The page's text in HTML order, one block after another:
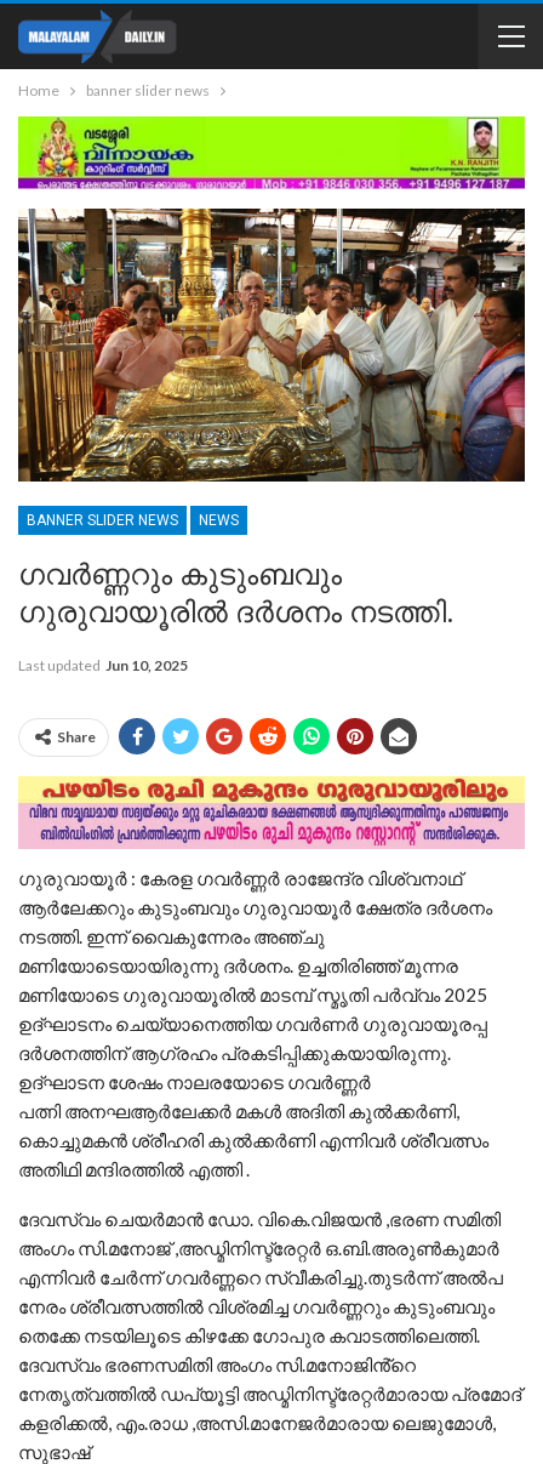
Home banner slider news
BANNER SLIDER NEWS NEWS
ഗവർണ്ണറും കുടുംബവും
ഗുരുവായൂരിൽ ദർശനം നടത്തി.
Last updated Jun 10, 2025
Share
ഗുരുവായൂർ : കേരള ഗവർണ്ണർ രാജേന്ദ്ര വിശ്വനാഥ്
ആർലേക്കറും കുടുംബവും ഗുരുവായൂർ ക്ഷേത്ര ദർശനം
നടത്തി. ഇന്ന് വൈകുന്നേരം അഞ്ചു
മണിയോടെയായിരുന്നു ദർശനം. ഉച്ചതിരിഞ്ഞ് മൂന്നര
മണിയോടെ ഗുരുവായൂരിൽ മാടമ്പ് സ്മൃതി പർവ്വം 2025
ഉദ്ഘാടനം ചെയ്യാനെത്തിയ ഗവർണർ ഗുരുവായൂരപ്പ
ദർശനത്തിന് ആഗ്രഹം പ്രകടിപ്പിക്കുകയായിരുന്നു.
ഉദ്ഘാടന ശേഷം നാലരയോടെ ഗവർണ്ണർ
പത്നി അനഘആർലേക്കർ മകൾ അദിതി കുൽക്കർണി,
കൊച്ചുമകൻ ശ്രീഹരി കുൽക്കർണി എന്നിവർ ശ്രീവത്സം
അതിഥി മന്ദിരത്തിൽ എത്തി .
ദേവസ്വം ചെയർമാൻ ഡോ. വികെ.വിജയൻ ,ഭരണ സമിതി
അംഗം സി.മനോജ് ,അഡ്മിനിസ്ട്രേറ്റർ ഒ.ബി.അരുൺകുമാർ
എന്നിവർ ചേർന്ന് ഗവർണ്ണറെ സ്വീകരിച്ചു.തുടർന്ന് അൽപ
നേരം ശ്രീവത്സത്തിൽ വിശ്രമിച്ച ഗവർണ്ണറും കുടുംബവും
തെക്കേ നടയിലൂടെ കിഴക്കേ ഗോപുര കവാടത്തിലെത്തി.
ദേവസ്വം ഭരണസമിതി അംഗം സി.മനോജിൻ്റെ
നേതൃത്വത്തിൽ ഡപ്യൂട്ടി അഡ്മിനിസ്ട്രേറ്റർമാരായ പ്രമോദ്
കളരിക്കൽ, എം.രാധ ,അസി.മാനേജർമാരായ ലെജുമോൾ,
സുഭാഷ്